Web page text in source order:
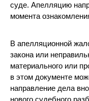
суде. Апелляцию
момента
В апелляционной
закона или
материального или
в этом документе
направление дела
нового судебного